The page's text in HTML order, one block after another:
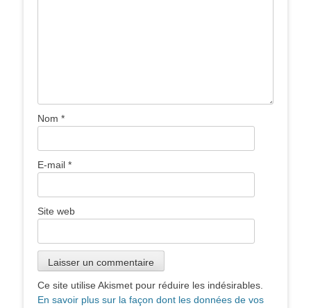
Nom *
E-mail *
Site web
Ce site utilise Akismet pour réduire les indésirables.
En savoir plus sur la façon dont les données de vos